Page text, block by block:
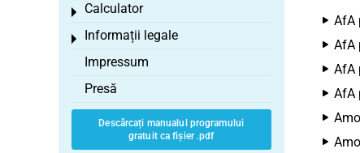
AfA
AfA
AfA
AfA
Calculator
Toggle menu
Informații legale
Toggle menu
Impressum
Presă
Descărcați manualul programului
gratuit ca fișier .pdf